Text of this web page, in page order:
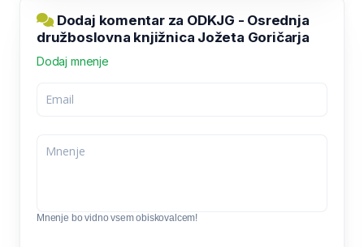
Dodaj komentar za ODKJG - Osrednja
družboslovna knjižnica Jožeta Goričarja
Dodaj mnenje
Mnenje bo vidno vsem obiskovalcem!